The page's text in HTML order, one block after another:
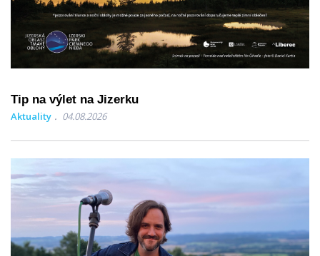
Tip na výlet na Jizerku
Aktuality 04.08.2026